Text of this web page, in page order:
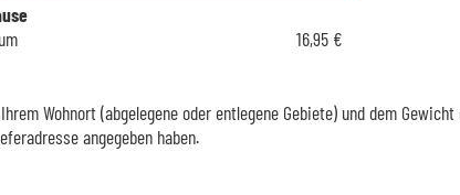
16,95 €
Wohnort (abgelegene oder entlegene Gebiete) und dem
angegeben haben.